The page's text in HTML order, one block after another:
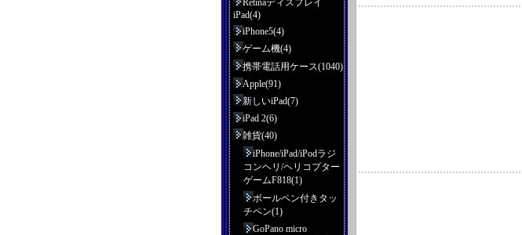
Retinaディスプレイ
iPad(4)
iPhone5(4)
ゲーム機(4)
携帯電話用ケース(1040)
Apple(91)
新しいiPad(7)
iPad 2(6)
雑貨(40)
iPhone/iPad/iPodラジ
コンヘリ/ヘリコプター
ゲームF818(1)
ボールペン付きタッ
チペン(1)
GoPano micro